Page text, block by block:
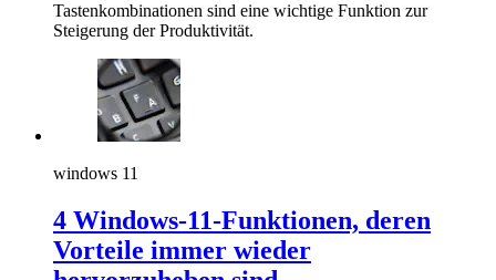
Tastenkombinationen sind eine wichtige Funktion zur
Steigerung der Produktivität.
windows 11
4 Windows-11-Funktionen, deren
Vorteile immer wieder